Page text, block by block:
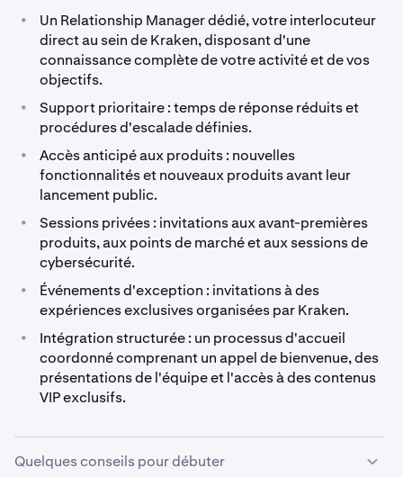
Vérifier mon éligibilité VIP
7 500 000 $
80 000 000 $
Kraken Pro Futures
39 750 000 $
476 700 000 $
Kraken Pro Margin
1 700 000 $
$20 000 000
Appli Kraken
< 10 000 $
0,25% / 0,4%
0,02% / 0,05%
10 000 $ – 50 000 $
0,02% / 0,05%
50 000 $ – 100 000 $
0,14% / 0,24%
0,02% / 0,05%
0,12% / 0,22%
•
Un Relationship Manager dédié, votre interlocuteur
direct au sein de Kraken, disposant d'une
connaissance complète de votre activité et de vos
objectifs.
•
Support prioritaire : temps de réponse réduits et
procédures d'escalade définies.
•
Accès anticipé aux produits : nouvelles
fonctionnalités et nouveaux produits avant leur
lancement public.
•
Sessions privées : invitations aux avant-premières
produits, aux points de marché et aux sessions de
cybersécurité.
•
Événements d'exception : invitations à des
expériences exclusives organisées par Kraken.
•
Intégration structurée : un processus d'accueil
coordonné comprenant un appel de bienvenue, des
présentations de l'équipe et l'accès à des contenus
VIP exclusifs.
Quelques conseils pour débuter